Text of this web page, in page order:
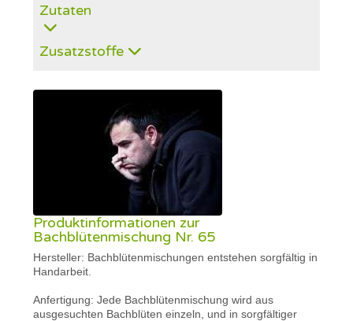
Zutaten
Zusatzstoffe
Produktinformationen zur
Bachblütenmischung Nr. 65
Hersteller: Bachblütenmischungen entstehen sorgfältig in
Handarbeit.
Anfertigung: Jede Bachblütenmischung wird aus
ausgesuchten Bachblüten einzeln, und in sorgfältiger